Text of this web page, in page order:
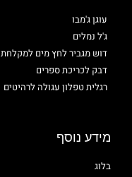
עוגן ג'מבו
ג'ל נמלים
דוש מגביר לחץ מים למקלחת
דבק לכריכת ספרים
רגלית טפלון עגולה לרהיטים
מידע נוסף
בלוג